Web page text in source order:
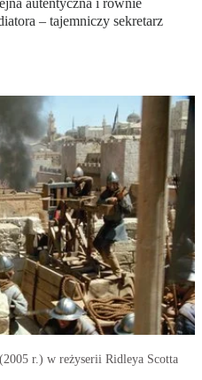
autentyczna i równie
– tajemniczy sekretarz
r.) w reżyserii Ridleya Scotta